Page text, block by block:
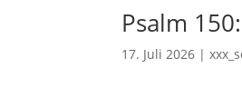
Psalm
17. Juli 2026 |